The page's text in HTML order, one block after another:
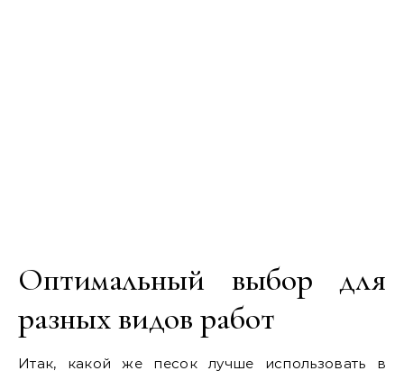
Оптимальный выбор для
разных видов работ
Итак, какой же песок лучше использовать в